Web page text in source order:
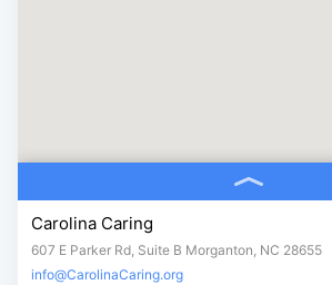
Carolina Caring
607 E Parker Rd, Suite B Morganton, NC 28655
info@CarolinaCaring.org